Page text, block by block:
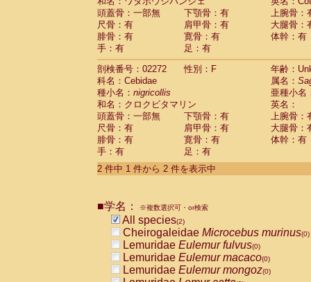
CebidaeSaguinus nigricollis (1)
Cebidae Saguinus oedipus
Cebidae Saguinus weddelli
Cebidae Saguinusspp.
Cebidae Aotus trivirgatus
Cebidae Cebus albifrons
Cebidae
CebidaeCebus capucinus
CebidaeCebus nigrivittatus
Cebidae Cebusspp.(0)
Cebidae Saimiri boliviensis
Cebidae Saimiri sciureus
Atelidae Alouatta caraya
AtelidaeAlouatta fusca
AtelidaeAlouatta seniculus
AtelidaeAteles belzebuth
AtelidaeAteles geoffroyi
AtelidaeAteles paniscus(0)
AtelidaeAtelesspp. (0)
AtelidaeLagothrix lagothricha
AtelidaeLagothrix lagothricha cana
PitheciidaeCacajao calvus
頭蓋骨：一部無
下顎骨：有
上腕骨：
尺骨：有
肩甲骨：有
大腿骨：
腓骨：有
寛骨：有
体幹：有
手：有
足：有
剖検番号：02272
性別：F
年齢：
科名：Cebidae
属名：
種小名： nigricollis
亜種小名
和名：クロクビタマリン
英名：
頭蓋骨：一部無
下顎骨：有
上腕骨：
尺骨：有
肩甲骨：有
大腿骨：
腓骨：有
寛骨：有
体幹：有
手：有
足：有
2 件中 1 件から 2 件を表示中
■学名： ※複数選択可・or検索
All species(2)
Cheirogaleidae Microcebus murinus(0)
Lemuridae Eulemur fulvus(0)
Lemuridae Eulemur macaco(0)
Lemuridae Eulemur mongoz(0)